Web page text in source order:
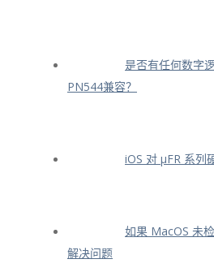
是否有任何数字
PN544兼容？
iOS 对 μFR 系列
如果 MacOS 未
解决问题